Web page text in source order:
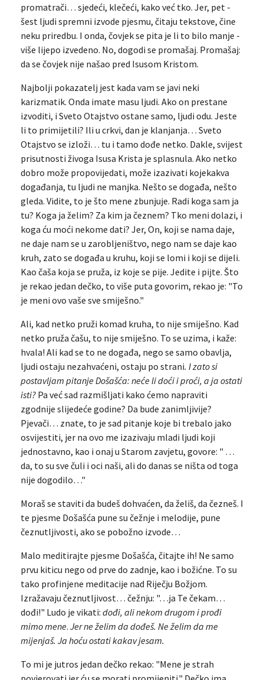
promatrači… sjedeći, klečeći, kako već tko. Jer, pet -
šest ljudi spremni izvode pjesmu, čitaju tekstove, čine
neku priredbu. I onda, čovjek se pita je li to bilo manje -
više lijepo izvedeno. No, dogodi se promašaj. Promašaj:
da se čovjek nije našao pred Isusom Kristom.
Najbolji pokazatelj jest kada vam se javi neki
karizmatik. Onda imate masu ljudi. Ako on prestane
izvoditi, i Sveto Otajstvo ostane samo, ljudi odu. Jeste
li to primijetili? Ili u crkvi, dan je klanjanja… Sveto
Otajstvo se izloži… tu i tamo dođe netko. Dakle, svijest
prisutnosti živoga Isusa Krista je splasnula. Ako netko
dobro može propovijedati, može izazivati kojekakva
događanja, tu ljudi ne manjka. Nešto se događa, nešto
gleda. Vidite, to je što mene zbunjuje. Radi koga sam ja
tu? Koga ja želim? Za kim ja čeznem? Tko meni dolazi, i
koga ću moći nekome dati? Jer, On, koji se nama daje,
ne daje nam se u zarobljeništvo, nego nam se daje kao
kruh, zato se događa u kruhu, koji se lomi i koji se dijeli.
Kao čaša koja se pruža, iz koje se pije. Jedite i pijte. Što
je rekao jedan dečko, to više puta govorim, rekao je: "To
je meni ovo vaše sve smiješno."
Ali, kad netko pruži komad kruha, to nije smiješno. Kad
netko pruža čašu, to nije smiješno. To se uzima, i kaže:
hvala! Ali kad se to ne događa, nego se samo obavlja,
ljudi ostaju nezahvaćeni, ostaju po strani. I zato si
postavljam pitanje Došašća: neće li doći i proći, a ja ostati
isti? Pa već sad razmišljati kako ćemo napraviti
zgodnije slijedeće godine? Da bude zanimljivije?
Pjevači… znate, to je sad pitanje koje bi trebalo jako
osvijestiti, jer na ovo me izazivaju mladi ljudi koji
jednostavno, kao i onaj u Starom zavjetu, govore: " …
da, to su sve čuli i oci naši, ali do danas se ništa od toga
nije dogodilo…"
Moraš se staviti da budeš dohvaćen, da želiš, da čezneš. I
te pjesme Došašća pune su čežnje i melodije, pune
čeznutljivosti, ako se pobožno izvode…
Malo meditirajte pjesme Došašća, čitajte ih! Ne samo
prvu kiticu nego od prve do zadnje, kao i božićne. To su
tako profinjene meditacije nad Riječju Božjom.
Izražavaju čeznutljivost… čežnju: "…ja Te čekam…
dođi!" Ludo je vikati: dođi, ali nekom drugom i prođi
mimo mene. Jer ne želim da dođeš. Ne želim da me
mijenjaš. Ja hoću ostati kakav jesam.
To mi je jutros jedan dečko rekao: "Mene je strah